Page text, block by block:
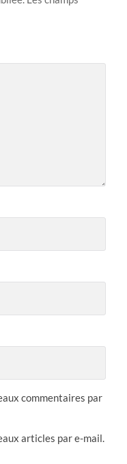
commentaires par
articles par e-mail.